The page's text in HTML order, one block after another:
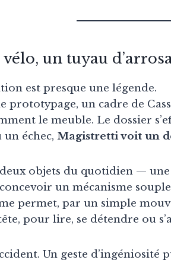
un tuyau
est presque une légende.
prototypage, un cadre de
le meuble. Le dossier
un échec, Magistretti voit un
objets du quotidien — une
un mécanisme
permet, par un simple
pour lire, se détendre ou
Un geste d’ingéniosité